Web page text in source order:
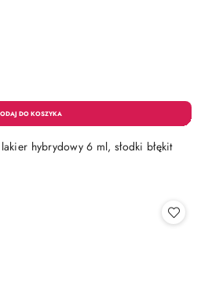
hybrydowy 6 ml, słodki błękit